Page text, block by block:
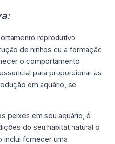
reprodutivo
de ninhos ou a formação
o comportamento
para proporcionar as
em aquário, se
peixes em seu aquário, é
do seu habitat natural o
inclui fornecer uma